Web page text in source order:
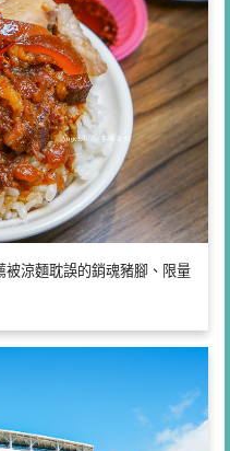
涼麵耽誤的銷魂豬腳、限量